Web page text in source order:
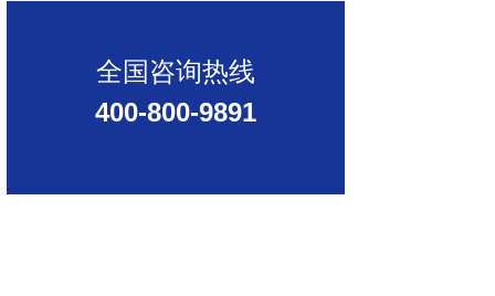
全国咨询热线
400-800-9891